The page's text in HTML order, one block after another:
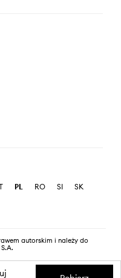
PL RO SI
SK
autorskim i należy do